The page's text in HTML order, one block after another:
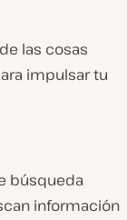
las cosas
impulsar tu
búsqueda
información